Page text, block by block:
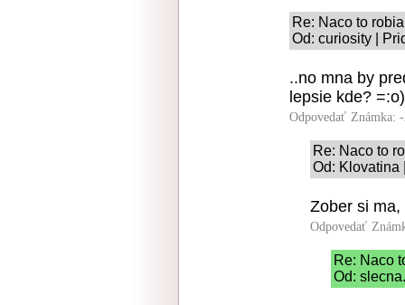
Re: Naco to robia
Od: curiosity |
..no mna by
lepsie kde? =:o)
Odpovedať Známka:
Re: Naco to
Od: Klovatina
Zober si
Odpovedať
Re: Naco
Od: